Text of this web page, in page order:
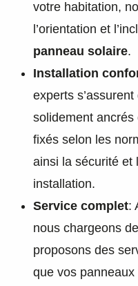
votre habitation,
l’orientation et
panneau solaire.
Installation
experts
solidement
fixés selon les
ainsi la sécurité et
installation.
Service complet:
nous chargeons
proposons des
que vos